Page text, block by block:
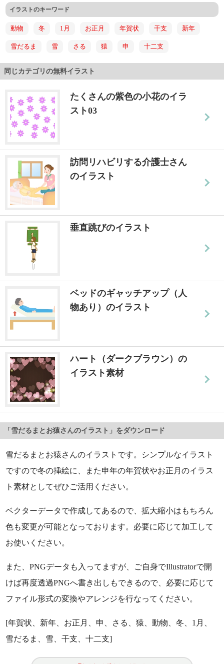
イラストのキーワード
動物 冬 1月 お正月 年賀状 干支 新年
雪だるま 雪 さる 猿 申 十二支
同じカテゴリの無料イラスト
たくさんの紫色の小花のイラ
スト03
訪問リハビリする介護士さん
のイラスト
垂直跳びのイラスト
ベッドのギャッチアップ（人
物あり）のイラスト
ハート（ダークブラウン）の
イラスト素材
「雪だるまとお猿さんのイラスト」をダウンロード
雪だるまとお猿さんのイラストです。シンプルなイラスト
ですので冬の挿絵に、また申年の年賀状やお正月のイラス
ト素材としてぜひご活用ください。
ベクターデータで作成してあるので、拡大縮小はもちろん
色も変更が可能となっております。必要に応じて加工して
お使いください。
また、PNGデータも入ってますが、ご自身でIllustratorで開
けば再度透過PNGへ書き出しもできるので、必要に応じて
ファイル形式の変換やアレンジを行なってください。
[年賀状、新年、お正月、申、さる、猿、動物、冬、1月、
雪だるま、雪、干支、十二支]